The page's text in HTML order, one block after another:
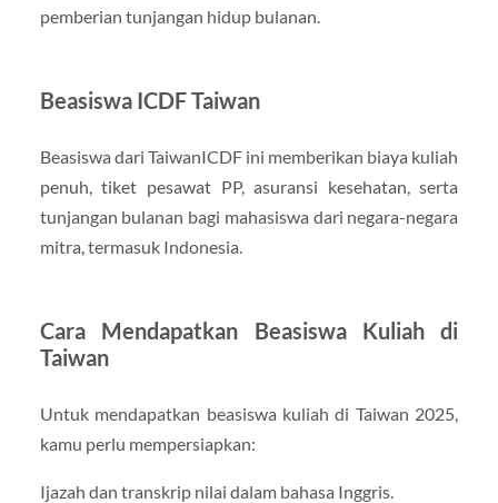
pemberian tunjangan hidup bulanan.
Beasiswa ICDF Taiwan
Beasiswa dari TaiwanICDF ini memberikan biaya kuliah
penuh, tiket pesawat PP, asuransi kesehatan, serta
tunjangan bulanan bagi mahasiswa dari negara-negara
mitra, termasuk Indonesia.
Cara Mendapatkan Beasiswa Kuliah di
Taiwan
Untuk mendapatkan beasiswa kuliah di Taiwan 2025,
kamu perlu mempersiapkan:
Ijazah dan transkrip nilai dalam bahasa Inggris.